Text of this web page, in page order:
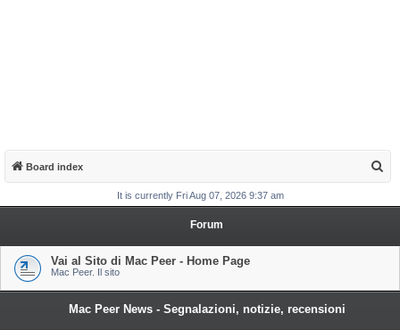
Board index
a
It is currently Fri Aug 07, 2026 9:37 am
Forum
Vai al Sito di Mac Peer - Home Page
Mac Peer. Il sito
Mac Peer News - Segnalazioni, notizie, recensioni